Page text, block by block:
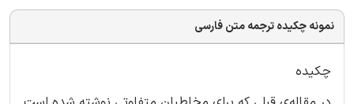
نمونه چکیده ترجمه متن فارسی
چکیده